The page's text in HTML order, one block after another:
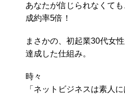
あなたが信じられなくても
成約率5倍！
まさかの、初起業30代女
達成した仕組み。
時々
「ネットビジネスは素人